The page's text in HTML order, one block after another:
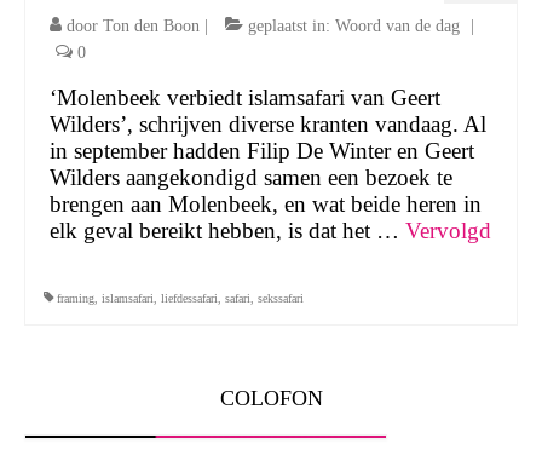
door Ton den Boon | geplaatst in: Woord van de dag
|
0
‘Molenbeek verbiedt islamsafari van Geert
Wilders’, schrijven diverse kranten vandaag. Al
in september hadden Filip De Winter en Geert
Wilders aangekondigd samen een bezoek te
brengen aan Molenbeek, en wat beide heren in
elk geval bereikt hebben, is dat het … Vervolgd
framing islamsafari liefdessafari safari sekssafari
COLOFON